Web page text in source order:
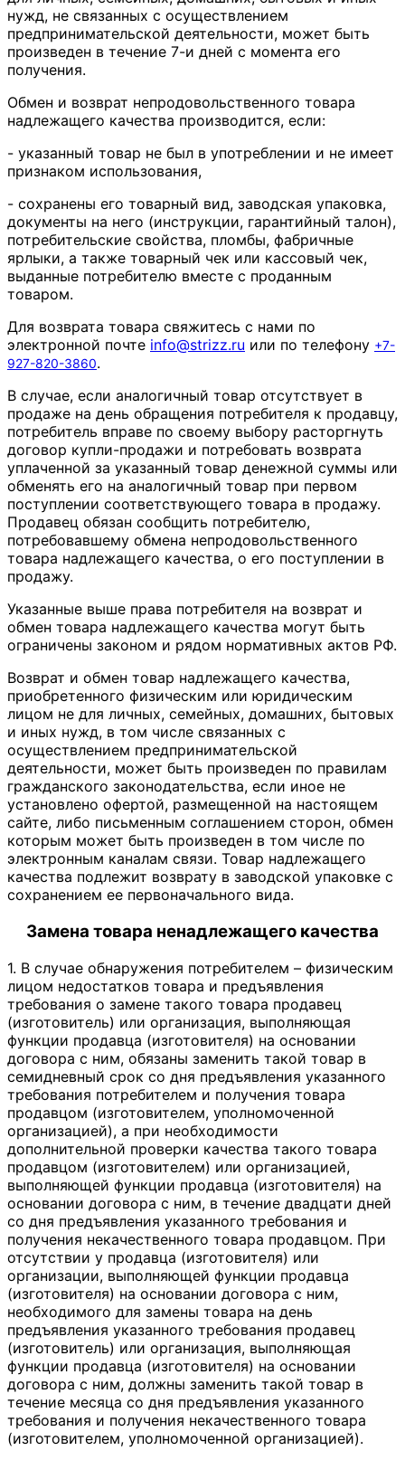
нужд, не связанных с осуществлением
предпринимательской деятельности, может быть
произведен в течение 7-и дней с момента его
получения.
Обмен и возврат непродовольственного товара
надлежащего качества производится, если:
- указанный товар не был в употреблении и не имеет
признаком использования,
- сохранены его товарный вид, заводская упаковка,
документы на него (инструкции, гарантийный талон),
потребительские свойства, пломбы, фабричные
ярлыки, а также товарный чек или кассовый чек,
выданные потребителю вместе с проданным
товаром.
Для возврата товара свяжитесь с нами по
электронной почте info@strizz.ru или по телефону +7-
927-820-3860.
В случае, если аналогичный товар отсутствует в
продаже на день обращения потребителя к продавцу,
потребитель вправе по своему выбору расторгнуть
договор купли-продажи и потребовать возврата
уплаченной за указанный товар денежной суммы или
обменять его на аналогичный товар при первом
поступлении соответствующего товара в продажу.
Продавец обязан сообщить потребителю,
потребовавшему обмена непродовольственного
товара надлежащего качества, о его поступлении в
продажу.
Указанные выше права потребителя на возврат и
обмен товара надлежащего качества могут быть
ограничены законом и рядом нормативных актов РФ.
Возврат и обмен товар надлежащего качества,
приобретенного физическим или юридическим
лицом не для личных, семейных, домашних, бытовых
и иных нужд, в том числе связанных с
осуществлением предпринимательской
деятельности, может быть произведен по правилам
гражданского законодательства, если иное не
установлено офертой, размещенной на настоящем
сайте, либо письменным соглашением сторон, обмен
которым может быть произведен в том числе по
электронным каналам связи. Товар надлежащего
качества подлежит возврату в заводской упаковке с
сохранением ее первоначального вида.
Замена товара ненадлежащего качества
1. В случае обнаружения потребителем – физическим
лицом недостатков товара и предъявления
требования о замене такого товара продавец
(изготовитель) или организация, выполняющая
функции продавца (изготовителя) на основании
договора с ним, обязаны заменить такой товар в
семидневный срок со дня предъявления указанного
требования потребителем и получения товара
продавцом (изготовителем, уполномоченной
организацией), а при необходимости
дополнительной проверки качества такого товара
продавцом (изготовителем) или организацией,
выполняющей функции продавца (изготовителя) на
основании договора с ним, в течение двадцати дней
со дня предъявления указанного требования и
получения некачественного товара продавцом. При
отсутствии у продавца (изготовителя) или
организации, выполняющей функции продавца
(изготовителя) на основании договора с ним,
необходимого для замены товара на день
предъявления указанного требования продавец
(изготовитель) или организация, выполняющая
функции продавца (изготовителя) на основании
договора с ним, должны заменить такой товар в
течение месяца со дня предъявления указанного
требования и получения некачественного товара
(изготовителем, уполномоченной организацией).